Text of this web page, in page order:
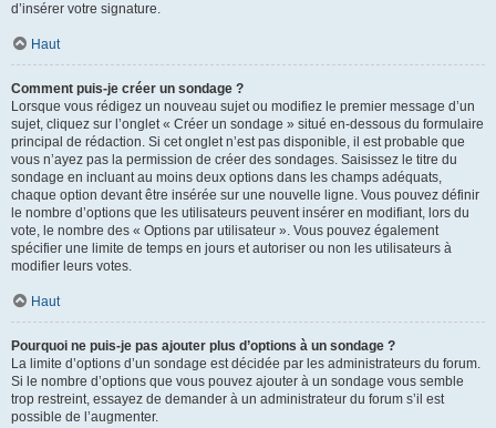
d’insérer votre signature.
Haut
Comment puis-je créer un sondage ?
Lorsque vous rédigez un nouveau sujet ou modifiez le premier message d’un
sujet, cliquez sur l’onglet « Créer un sondage » situé en-dessous du formulaire
principal de rédaction. Si cet onglet n’est pas disponible, il est probable que
vous n’ayez pas la permission de créer des sondages. Saisissez le titre du
sondage en incluant au moins deux options dans les champs adéquats,
chaque option devant être insérée sur une nouvelle ligne. Vous pouvez définir
le nombre d’options que les utilisateurs peuvent insérer en modifiant, lors du
vote, le nombre des « Options par utilisateur ». Vous pouvez également
spécifier une limite de temps en jours et autoriser ou non les utilisateurs à
modifier leurs votes.
Haut
Pourquoi ne puis-je pas ajouter plus d’options à un sondage ?
La limite d’options d’un sondage est décidée par les administrateurs du forum.
Si le nombre d’options que vous pouvez ajouter à un sondage vous semble
trop restreint, essayez de demander à un administrateur du forum s’il est
possible de l’augmenter.